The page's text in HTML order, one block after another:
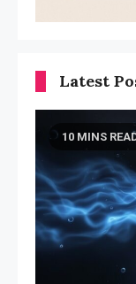
Latest
10 MINS